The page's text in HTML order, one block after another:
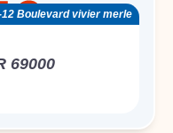
12 Boulevard vivier merle
69000